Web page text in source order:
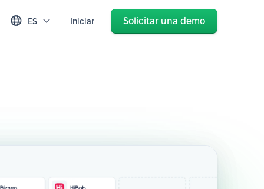
ES Iniciar Solicitar una demo